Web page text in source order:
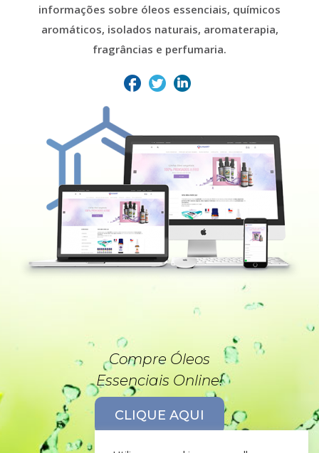
informações sobre óleos essenciais, químicos
aromáticos, isolados naturais, aromaterapia,
fragrâncias e perfumaria.
Compre Óleos
Essenciais Online!
CLIQUE AQUI